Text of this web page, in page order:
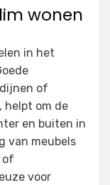
wonen
in het
of
helpt om de
en buiten in
van meubels
of
voor